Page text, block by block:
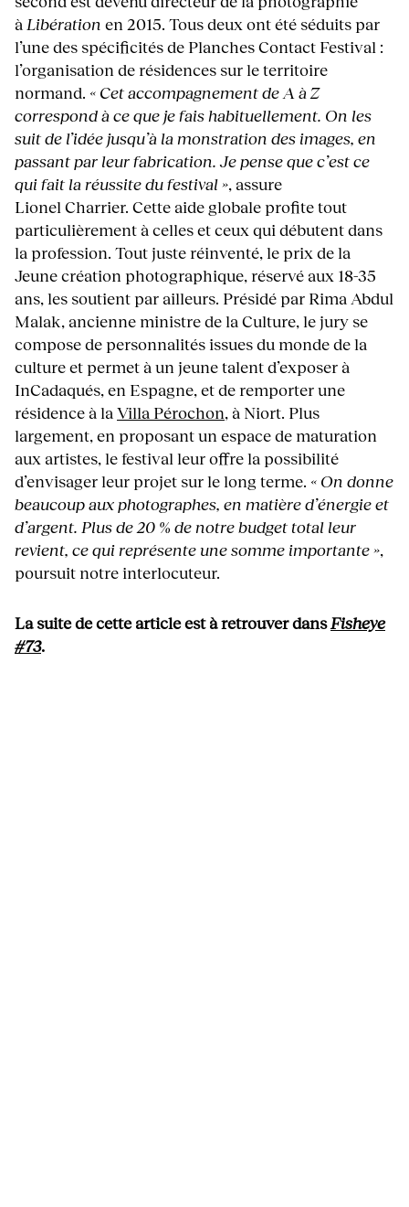
à Libération en 2015. Tous deux ont été séduits par
l’une des spécificités de Planches Contact Festival :
l’organisation de résidences sur le territoire
normand. « Cet accompagnement de A à Z
correspond à ce que je fais habituellement. On les
suit de l’idée jusqu’à la monstration des images, en
passant par leur fabrication. Je pense que c’est ce
qui fait la réussite du festival », assure
Lionel Charrier. Cette aide globale profite tout
particulièrement à celles et ceux qui débutent dans
la profession. Tout juste réinventé, le prix de la
Jeune création photographique, réservé aux 18-35
ans, les soutient par ailleurs. Présidé par Rima Abdul
Malak, ancienne ministre de la Culture, le jury se
compose de personnalités issues du monde de la
culture et permet à un jeune talent d’exposer à
InCadaqués, en Espagne, et de remporter une
résidence à la Villa Pérochon, à Niort. Plus
largement, en proposant un espace de maturation
aux artistes, le festival leur offre la possibilité
d’envisager leur projet sur le long terme. « On donne
beaucoup aux photographes, en matière d’énergie et
d’argent. Plus de 20 % de notre budget total leur
revient, ce qui représente une somme importante »,
poursuit notre interlocuteur.
La suite de cette article est à retrouver dansFisheye
#73.